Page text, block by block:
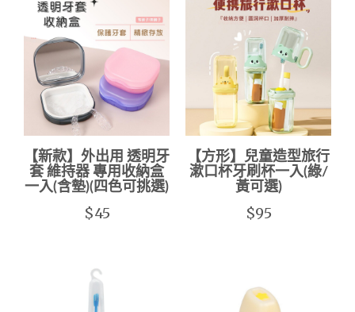
【新款】外出用 透明牙
套 維持器 專用收納盒
一入(含墊)(四色可挑選)
$45
【方形】兒童造型旅行
漱口杯牙刷杯一入(綠/
黃可選)
$95